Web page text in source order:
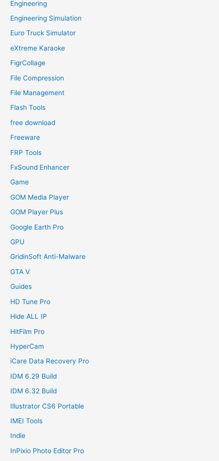
Engineering
Engineering Simulation
Euro Truck Simulator
eXtreme Karaoke
FigrCollage
File Compression
File Management
Flash Tools
free download
Freeware
FRP Tools
FxSound Enhancer
Game
GOM Media Player
GOM Player Plus
Google Earth Pro
GPU
GridinSoft Anti-Malware
GTA V
Guides
HD Tune Pro
Hide ALL IP
HitFilm Pro
HyperCam
iCare Data Recovery Pro
IDM 6.29 Build
IDM 6.32 Build
Illustrator CS6 Portable
IMEI Tools
Indie
InPixio Photo Editor Pro